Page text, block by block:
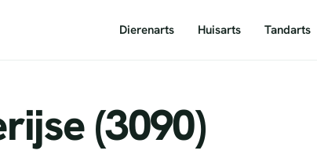
Dierenarts Huisarts Tandarts
(3090)